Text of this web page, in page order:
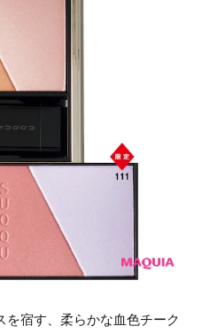
を宿す、柔らかな血色チーク